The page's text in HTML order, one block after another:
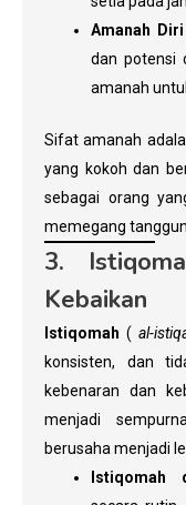
Amanah
dan potensi
amanah
Sifat amanah
yang kokoh dan
sebagai orang
memegang
3.
Kebaikan
Istiqomah (al-
konsisten, dan
kebenaran dan
menjadi
berusaha menjadi
Istiqomah